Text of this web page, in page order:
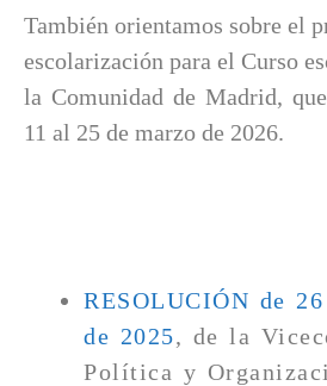
También orientamos sobre el
escolarización para el Curso
la Comunidad de Madrid,
11 al 25 de marzo de 2026.
RESOLUCIÓN de
de 2025, de la
Política y